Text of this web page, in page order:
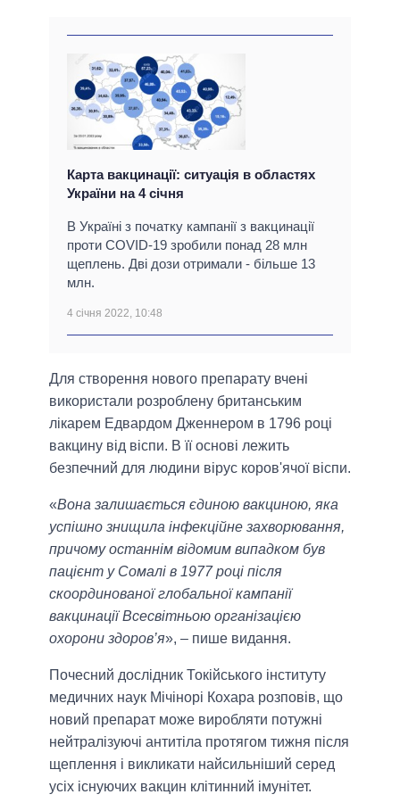
Карта вакцинації: ситуація в областях
України на 4 січня
В Україні з початку кампанії з вакцинації
проти COVID-19 зробили понад 28 млн
щеплень. Дві дози отримали - більше 13
млн.
4 січня 2022, 10:48
Для створення нового препарату вчені
використали розроблену британським
лікарем Едвардом Дженнером в 1796 році
вакцину від віспи. В її основі лежить
безпечний для людини вірус коров'ячої віспи.
«Вона залишається єдиною вакциною, яка
успішно знищила інфекційне захворювання,
причому останнім відомим випадком був
пацієнт у Сомалі в 1977 році після
скоординованої глобальної кампанії
вакцинації Всесвітньою організацією
охорони здоров’я», – пише видання.
Почесний дослідник Токійського інституту
медичних наук Мічінорі Кохара розповів, що
новий препарат може виробляти потужні
нейтралізуючі антитіла протягом тижня після
щеплення і викликати найсильніший серед
усіх існуючих вакцин клітинний імунітет.